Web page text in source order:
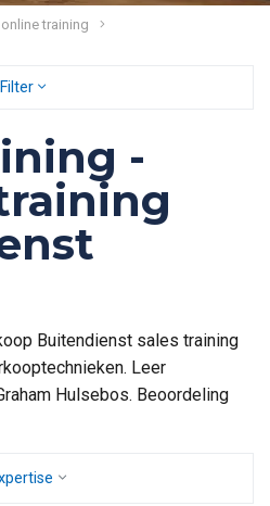
training
Filter
-
Buitendienst sales training
Leer
Hulsebos. Beoordeling